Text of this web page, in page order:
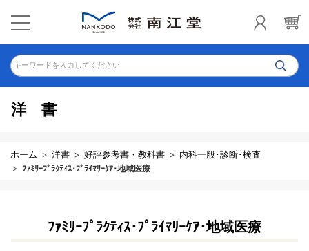
キーワードを入力してください
洋書
ホーム 洋書 好評参考書・教科書 内科一般･診断･検査
ﾌｧﾐﾘｰﾌﾟﾗｸﾃｨｽ･ﾌﾟﾗｲﾏﾘｰｹｱ･地域医療
ﾌｧﾐﾘｰﾌﾟﾗｸﾃｨｽ･ﾌﾟﾗｲﾏﾘｰｹｱ･地域医療